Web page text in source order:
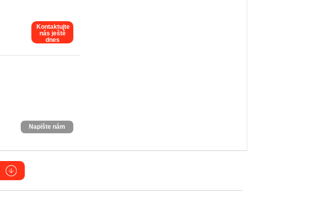
Kontaktujte
nás ještě
dnes
Napište nám